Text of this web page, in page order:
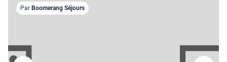
Par Boomerang Séjours